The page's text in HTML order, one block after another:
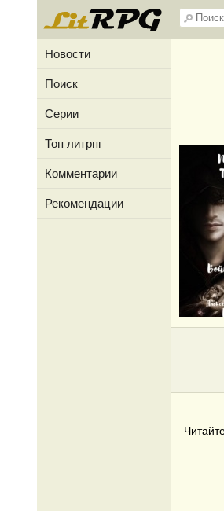
Новости
Поиск
Серии
Топ литрпг
Комментарии
Рекомендации